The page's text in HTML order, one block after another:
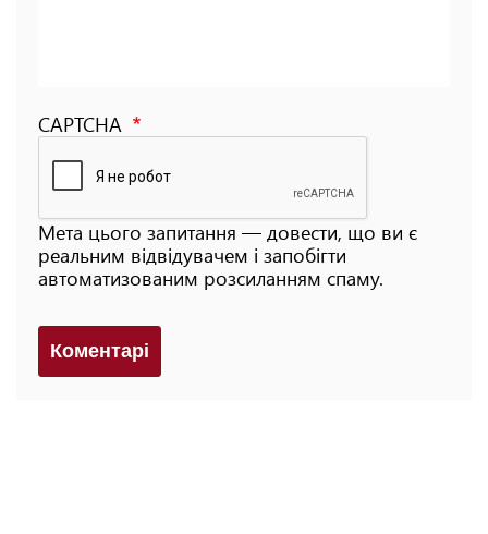
CAPTCHA
Мета цього запитання — довести, що ви є
реальним відвідувачем і запобігти
автоматизованим розсиланням спаму.
Коментарi